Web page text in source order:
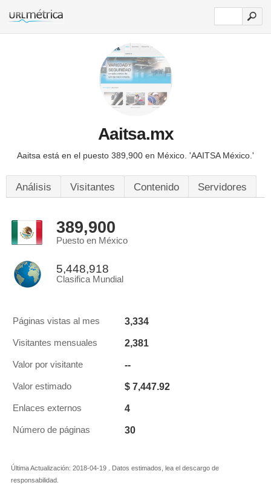
Aaitsa.mx
Aaitsa está en el puesto 389,900 en México. 'AAITSA México.'
Análisis Visitantes Contenido Servidores
389,900
Puesto en México
5,448,918
Clasifica Mundial
Páginas vistas al mes 3,334
Visitantes mensuales 2,381
Valor por visitante --
Valor estimado $ 7,447.92
Enlaces externos 4
Número de páginas 30
Última Actualización: 2018-04-19 . Datos estimados, lea el descargo de
responsabilidad.